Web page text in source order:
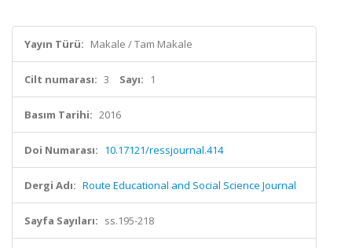
Yayın Türü: Makale / Tam Makale
Cilt numarası: 3 Sayı: 1
Basım Tarihi: 2016
Doi Numarası: 10.17121/ressjournal.414
Dergi Adı: Route Educational and Social Science Journal
Sayfa Sayıları: ss.195-218